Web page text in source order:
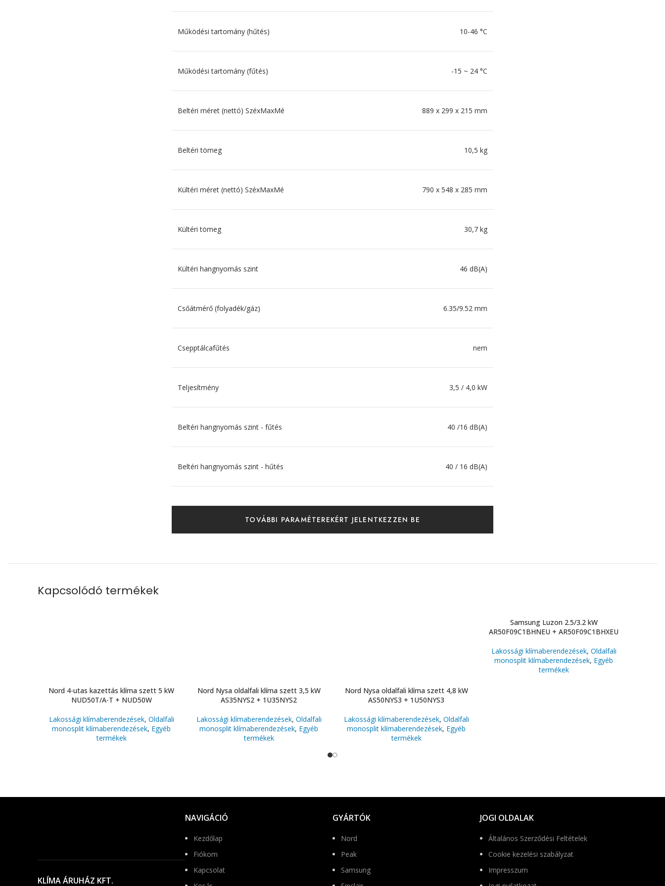
Működési tartomány (hűtés) 10-46 °C
Működési tartomány (fűtés) -15 ~ 24 °C
Beltéri méret (nettó) SzéxMaxMé 889 x 299 x 215 mm
Beltéri tömeg 10,5 kg
Kültéri méret (nettó) SzéxMaxMé 790 x 548 x 285 mm
Kültéri tömeg 30,7 kg
Kültéri hangnyomás szint 46 dB(A)
Csőátmérő (folyadék/gáz) 6.35/9.52 mm
Csepptálcafűtés nem
Teljesítmény 3,5 / 4,0 kW
Beltéri hangnyomás szint - fűtés 40 /16 dB(A)
Beltéri hangnyomás szint - hűtés 40 / 16 dB(A)
TOVÁBBI PARAMÉTEREKÉRT JELENTKEZZEN BE
Kapcsolódó termékek
Nord 4-utas kazettás klíma szett 5 kW
NUD50T/A-T + NUD50W
Lakossági klímaberendezések, Oldalfali
monosplit klímaberendezések, Egyéb
termékek
Nord Nysa oldalfali klíma szett 3,5 kW
AS35NYS2 + 1U35NYS2
Lakossági klímaberendezések, Oldalfali
monosplit klímaberendezések, Egyéb
termékek
Nord Nysa oldalfali klíma szett 4,8 kW
AS50NYS3 + 1U50NYS3
Lakossági klímaberendezések, Oldalfali
monosplit klímaberendezések, Egyéb
termékek
Samsung Luzon 2.5/3.2 kW
AR50F09C1BHNEU + AR50F09C1BHXEU
Lakossági klímaberendezések, Oldalfali
monosplit klímaberendezések, Egyéb
termékek
KLÍMA ÁRUHÁZ KFT.
NAVIGÁCIÓ
Kezdőlap
Fiókom
Kapcsolat
GYÁRTÓK
Nord
Peak
Samsung
JOGI OLDALAK
Általános Szerződési Feltételek
Cookie kezelési szabályzat
Impresszum